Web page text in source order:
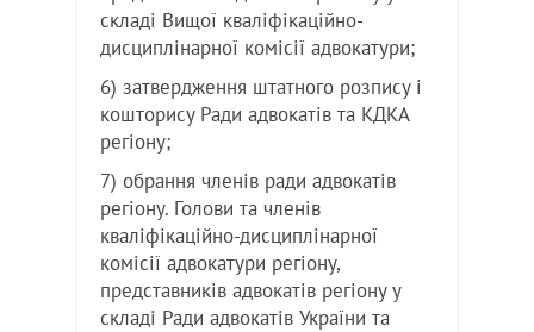
складі Вищої кваліфікаційно-
дисциплінарної комісії адвокатури;
6) затвердження штатного розпису і
кошторису Ради адвокатів та КДКА
регіону;
7) обрання членів ради адвокатів
регіону. Голови та членів
кваліфікаційно-дисциплінарної
комісії адвокатури регіону,
представників адвокатів регіону у
складі Ради адвокатів України та